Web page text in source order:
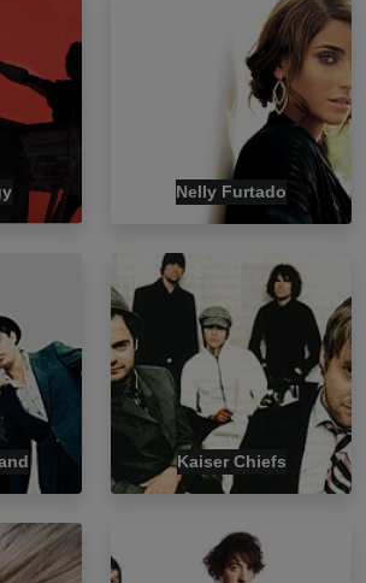
Nelly Furtado
Kaiser Chiefs